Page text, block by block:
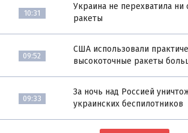
10:31
Украина не перехватила ни
ракеты
09:52
США использовали
высокоточные ракеты
09:33
За ночь над Россией
украинских беспилотников